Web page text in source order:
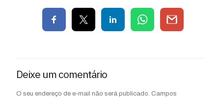
Deixe um comentário
O seu endereço de e-mail não será publicado. Campos